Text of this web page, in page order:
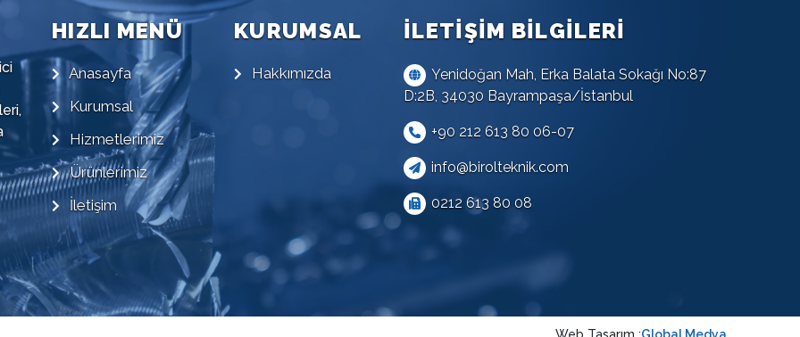
HIZLI MENÜ
Anasayfa
Kurumsal
Hizmetlerimiz
Ürünlerimiz
İletişim
KURUMSAL
Hakkımızda
İLETİŞİM BİLGİLERİ
Yenidoğan Mah, Erka Balata Sokağı No:87
D:2B, 34030 Bayrampaşa/İstanbul
+90 212 613 80 06-07
info@birolteknik.com
0212 613 80 08
Web Tasarım :Global Medya